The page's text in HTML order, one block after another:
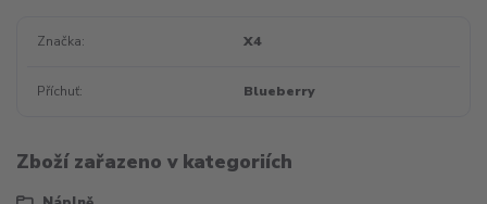
Značka X4
Příchuť Blueberry
Zboží zařazeno v kategoriích